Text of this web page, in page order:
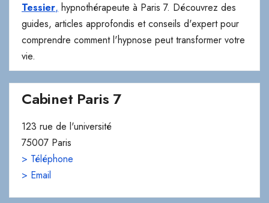
Tessier, hypnothérapeute à Paris 7. Découvrez des
guides, articles approfondis et conseils d'expert pour
comprendre comment l'hypnose peut transformer votre
vie.
Cabinet Paris 7
123 rue de l'université
75007 Paris
> Téléphone
> Email